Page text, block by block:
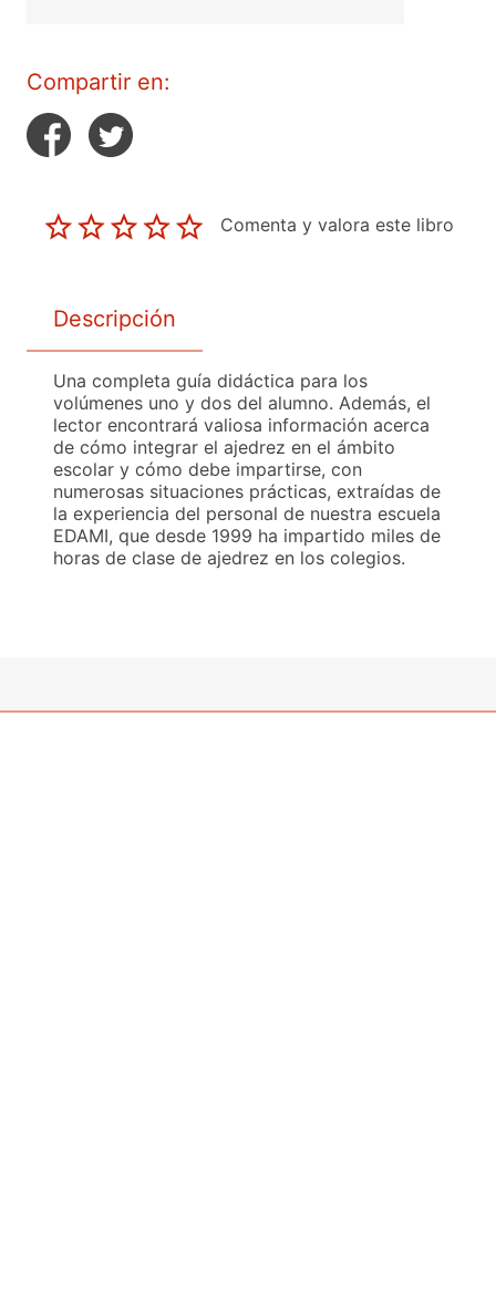
Compartir en:
Comenta y valora este libro
Descripción
Una completa guía didáctica para los
volúmenes uno y dos del alumno. Además, el
lector encontrará valiosa información acerca
de cómo integrar el ajedrez en el ámbito
escolar y cómo debe impartirse, con
numerosas situaciones prácticas, extraídas de
la experiencia del personal de nuestra escuela
EDAMI, que desde 1999 ha impartido miles de
horas de clase de ajedrez en los colegios.